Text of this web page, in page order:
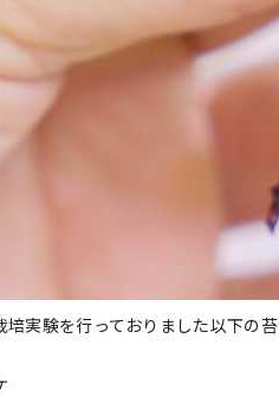
培実験を行っておりました以下の